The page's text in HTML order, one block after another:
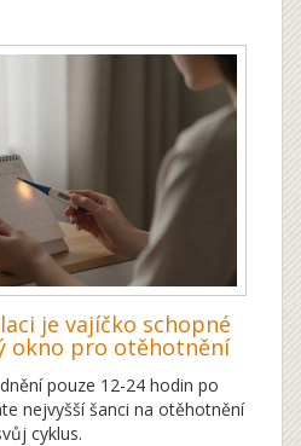
je vajíčko schopné
okno pro otěhotnění
pouze 12-24 hodin po
nejvyšší šanci na otěhotnění
cyklus.